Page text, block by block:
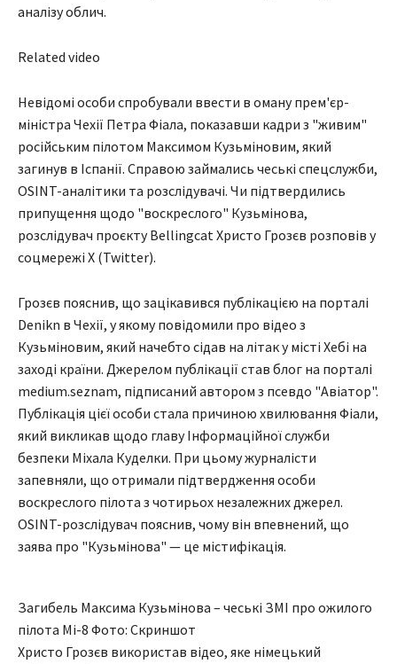
аналізу облич.
Related video
Невідомі особи спробували ввести в оману прем'єр-
міністра Чехії Петра Фіала, показавши кадри з "живим"
російським пілотом Максимом Кузьміновим, який
загинув в Іспанії. Справою займались чеські спецслужби,
OSINT-аналітики та розслідувачі. Чи підтвердились
припущення щодо "воскреслого" Кузьмінова,
розслідувач проєкту Bellingcat Христо Грозєв розповів у
соцмережі X (Twitter).
Грозєв пояснив, що зацікавився публікацією на порталі
Denikn в Чехії, у якому повідомили про відео з
Кузьміновим, який начебто сідав на літак у місті Хебі на
заході країни. Джерелом публікації став блог на порталі
medium.seznam, підписаний автором з псевдо "Авіатор".
Публікація цієї особи стала причиною хвилювання Фіали,
який викликав щодо главу Інформаційної служби
безпеки Міхала Куделки. При цьому журналісти
запевняли, що отримали підтвердження особи
воскреслого пілота з чотирьох незалежних джерел.
OSINT-розслідувач пояснив, чому він впевнений, що
заява про "Кузьмінова" — це містифікація.
Загибель Максима Кузьмінова – чеські ЗМІ про ожилого
пілота Мі-8 Фото: Скриншот
Христо Грозєв використав відео, яке німецький